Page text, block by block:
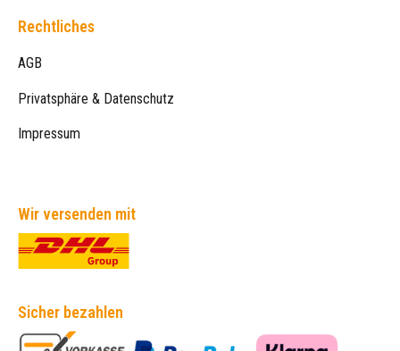
Rechtliches
AGB
Privatsphäre & Datenschutz
Impressum
Wir versenden mit
Sicher bezahlen